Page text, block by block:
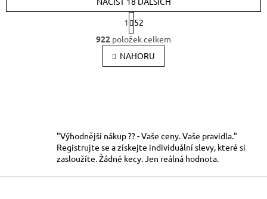
O
v
l
á
r
v
k
v
S
t
r
á
n
k
1
52
922 položek celkem
NAHORU
"Výhodnější nákup ?? - Vaše ceny. Vaše pravidla."
Registrujte se a získejte individuální slevy, které si
zasloužíte. Žádné kecy. Jen reálná hodnota.
Z